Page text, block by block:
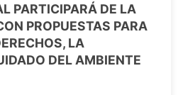
PARTICIPARÁ DE LA
PROPUESTAS PARA
LA
DEL AMBIENTE